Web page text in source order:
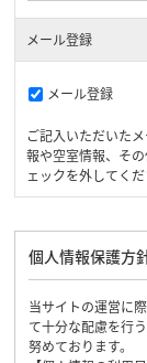
メール登録
メール登録
ご記入いただいた
報や空室情報、そ
ェックを外してくだ
個人情報保護方
当サイトの運営に
て十分な配慮を行
努めております。